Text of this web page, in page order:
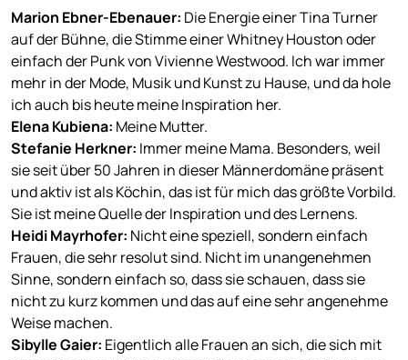
Marion Ebner-Ebenauer: Die Energie einer Tina Turner
auf der Bühne, die Stimme einer Whitney Houston oder
einfach der Punk von Vivienne Westwood. Ich war immer
mehr in der Mode, Musik und Kunst zu Hause, und da hole
ich auch bis heute meine Inspiration her.
Elena Kubiena: Meine Mutter.
Stefanie Herkner: Immer meine Mama. Besonders, weil
sie seit über 50 Jahren in dieser Männerdomäne präsent
und aktiv ist als Köchin, das ist für mich das größte Vorbild.
Sie ist meine Quelle der Inspiration und des Lernens.
Heidi Mayrhofer: Nicht eine speziell, sondern einfach
Frauen, die sehr resolut sind. Nicht im unangenehmen
Sinne, sondern einfach so, dass sie schauen, dass sie
nicht zu kurz kommen und das auf eine sehr angenehme
Weise machen.
Sibylle Gaier: Eigentlich alle Frauen an sich, die sich mit